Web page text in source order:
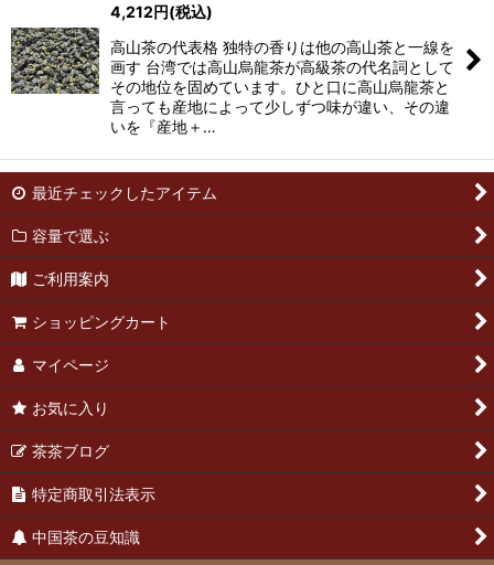
4,212円(税込)
高山茶の代表格 独特の香りは他の高山茶と一線を
画す 台湾では高山烏龍茶が高級茶の代名詞として
その地位を固めています。ひと口に高山烏龍茶と
言っても産地によって少しずつ味が違い、その違
いを『産地＋…
最近チェックしたアイテム
容量で選ぶ
ご利用案内
ショッピングカート
マイページ
お気に入り
茶茶ブログ
特定商取引法表示
中国茶の豆知識